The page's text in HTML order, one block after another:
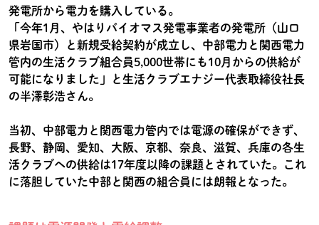
発電所から電力を購入している。
「今年1月、やはりバイオマス発電事業者の発電所（山口
県岩国市）と新規受給契約が成立し、中部電力と関西電力
管内の生活クラブ組合員5,000世帯にも10月からの供給が
可能になりました」と生活クラブエナジー代表取締役社長
の半澤彰浩さん。
当初、中部電力と関西電力管内では電源の確保ができず、
長野、静岡、愛知、大阪、京都、奈良、滋賀、兵庫の各生
活クラブヘの供給は17年度以降の課題とされていた。これ
に落胆していた中部と関西の組合員には朗報となった。